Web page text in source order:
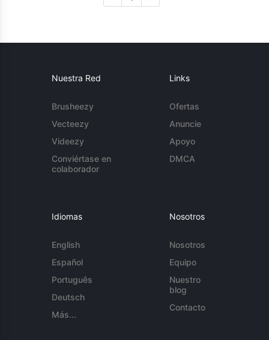
Nuestra Red
Brusheezy
Vecteezy
Videezy
Conviértase en
colaborador
Links
Ofertas
Anuncie
Apoyo
DMCA
Idiomas
English
Español
Português
Deutsch
Más...
Nosotros
Nosotros
Equipo
Nuestro
blog
Contacto